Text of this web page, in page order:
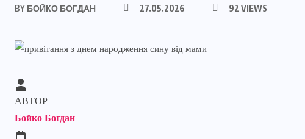
BY БОЙКО БОГДАН 27.05.2026 92 VIEWS
АВТОР
Бойко Богдан